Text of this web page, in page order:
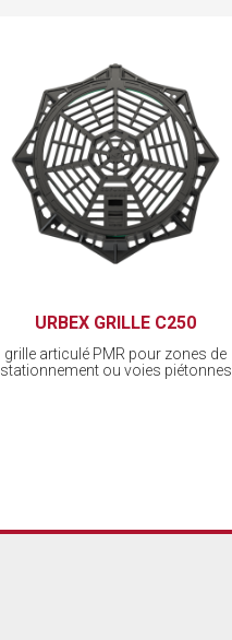
URBEX GRILLE C250
grille articulé PMR pour zones de
stationnement ou voies piétonnes